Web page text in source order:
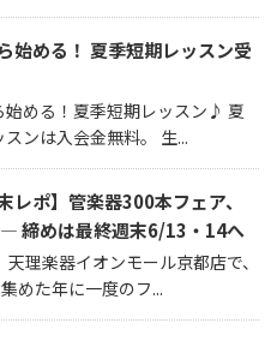
始める！ 夏季短期レッスン受
始める！夏季短期レッスン♪ 夏
ンは入会金無料。 生...
レポ】管楽器300本フェア、
締めは最終週末6/13・14へ
理楽器イオンモール京都店で、
めた年に一度のフ...